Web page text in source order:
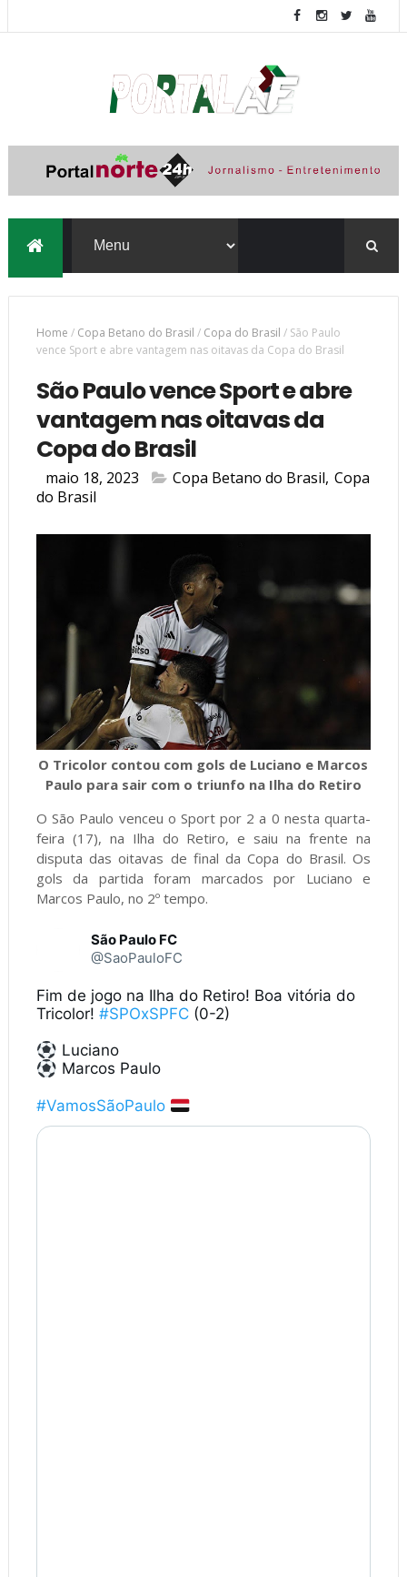
Home / Copa Betano do Brasil / Copa do Brasil / São Paulo
vence Sport e abre vantagem nas oitavas da Copa do Brasil
São Paulo vence Sport e abre
vantagem nas oitavas da
Copa do Brasil
maio 18, 2023 Copa Betano do Brasil, Copa
do Brasil
O Tricolor contou com gols de Luciano e Marcos
Paulo para sair com o triunfo na Ilha do Retiro
O São Paulo venceu o Sport por 2 a 0 nesta quarta-
feira (17), na Ilha do Retiro, e saiu na frente na
disputa das oitavas de final da Copa do Brasil. Os
gols da partida foram marcados por Luciano e
Marcos Paulo, no 2º tempo.
São Paulo FC
@SaoPauloFC
Fim de jogo na Ilha do Retiro! Boa vitória do
Tricolor! #SPOxSPFC (0-2)
Luciano
Marcos Paulo
#VamosSãoPaulo